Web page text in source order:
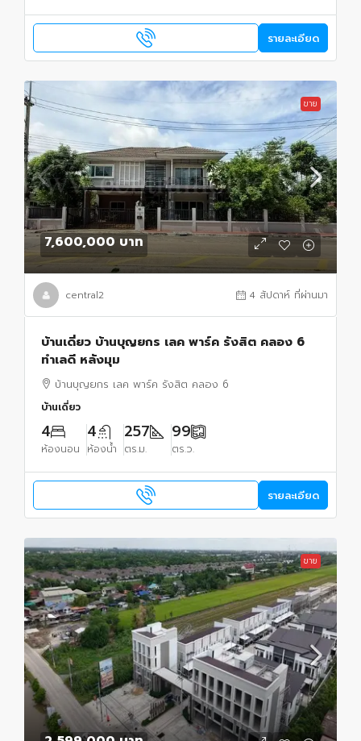
รายละเอียด
ขาย
7,600,000 บาท
central2 4 สัปดาห์ ที่ผ่านมา
บ้านเดี่ยว บ้านบุญยกร เลค พาร์ค รังสิต คลอง 6
ทำเลดี หลังมุม
บ้านบุญยกร เลค พาร์ค รังสิต คลอง 6
บ้านเดี่ยว
4
ห้องนอน
4
ห้องน้ำ
257
ตร.ม.
99
ตร.ว.
รายละเอียด
ขาย